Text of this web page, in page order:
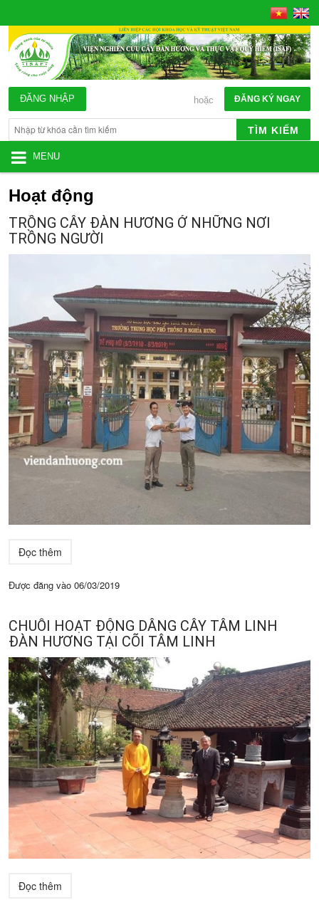
ĐĂNG KÝ NGAY
hoặc
ĐĂNG NHẬP
TÌM KIẾM
MENU
Hoạt động
TRỒNG CÂY ĐÀN HƯƠNG Ở NHỮNG NƠI
TRỒNG NGƯỜI
Đọc thêm
Được đăng vào 06/03/2019
CHUỖI HOẠT ĐỘNG DÂNG CÂY TÂM LINH
ĐÀN HƯƠNG TẠI CÕI TÂM LINH
Đọc thêm